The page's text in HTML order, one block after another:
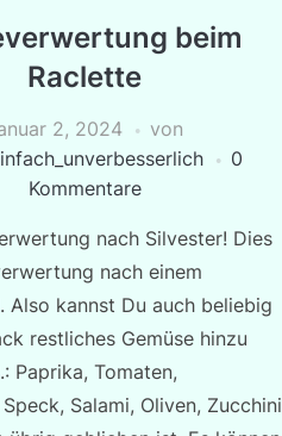
beim
Raclette
2, 2024
von
0
Kommentare
nach Silvester! Dies
nach einem
Also kannst Du auch beliebig
restliches Gemüse hinzu
Paprika, Tomaten,
Salami, Oliven, Zucchini